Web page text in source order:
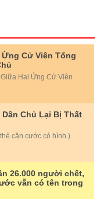
Cử Viên Tổng
Hai Ứng Cử Viên
Chủ Lại Bị Thất
căn cước có hình.)
26.000 người chết,
vẫn có tên trong